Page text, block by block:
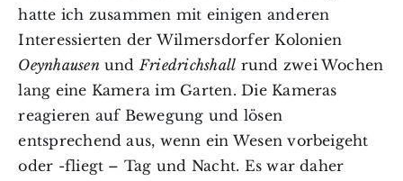
hatte ich zusammen mit einigen anderen
Interessierten der Wilmersdorfer Kolonien
OeynhausenundFriedrichshall rund zwei Wochen
lang eine Kamera im Garten. Die Kameras
reagieren auf Bewegung und lösen
entsprechend aus, wenn ein Wesen vorbeigeht
oder -fliegt – Tag und Nacht. Es war daher